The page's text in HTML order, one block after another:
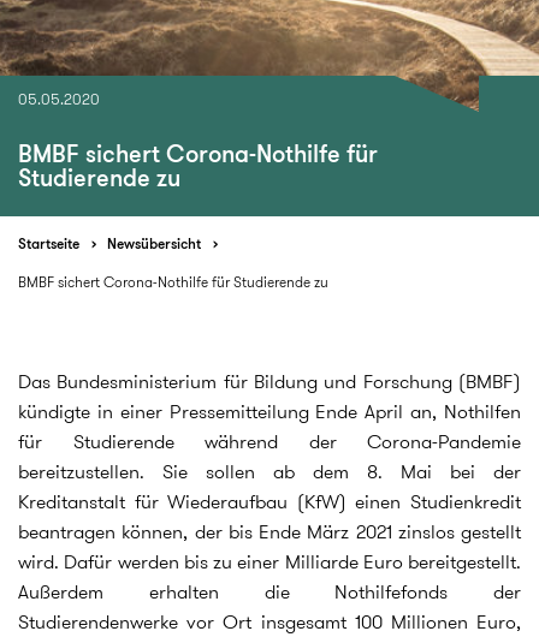
05.05.2020
BMBF sichert Corona-Nothilfe für
Studierende zu
Startseite
Newsübersicht
BMBF sichert Corona-Nothilfe für Studierende zu
Das Bundesministerium für Bildung und Forschung (BMBF)
kündigte in einer Pressemitteilung Ende April an, Nothilfen
für Studierende während der Corona-Pandemie
bereitzustellen. Sie sollen ab dem 8. Mai bei der
Kreditanstalt für Wiederaufbau (KfW) einen Studienkredit
beantragen können, der bis Ende März 2021 zinslos gestellt
wird. Dafür werden bis zu einer Milliarde Euro bereitgestellt.
Außerdem erhalten die Nothilfefonds der
Studierendenwerke vor Ort insgesamt 100 Millionen Euro,